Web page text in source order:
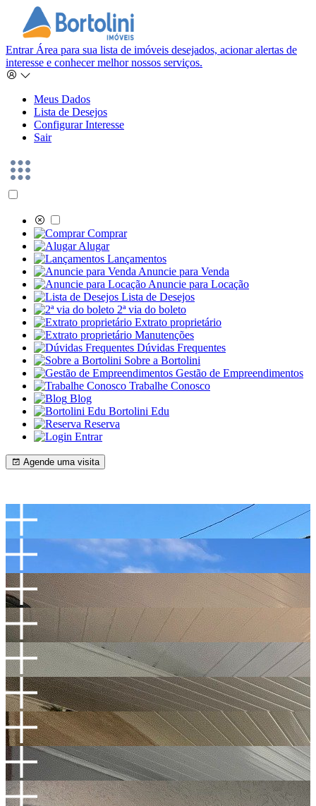
Entrar Área para sua lista de imóveis desejados, acionar alertas de
interesse e conhecer melhor nossos serviços.
Meus Dados
Lista de Desejos
Configurar Interesse
Sair
Comprar
Alugar
Lançamentos
Anuncie para Venda
Anuncie para Locação
Lista de Desejos
2ª via do boleto
Extrato proprietário
Manutenções
Dúvidas Frequentes
Sobre a Bortolini
Gestão de Empreendimentos
Trabalhe Conosco
Blog
Bortolini Edu
Reserva
Entrar
Agende uma visita